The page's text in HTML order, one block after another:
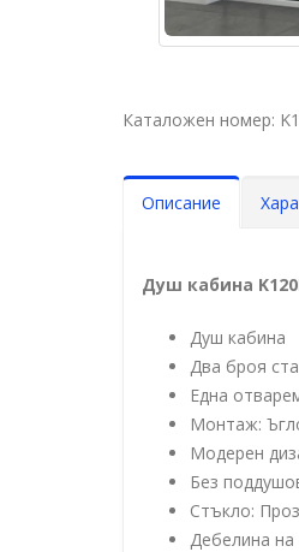
Каталожен номер:
Описание
Душ кабина
Душ кабина
Два броя
Една
Монтаж:
Модерен
Без
Стъкло:
Дебелина